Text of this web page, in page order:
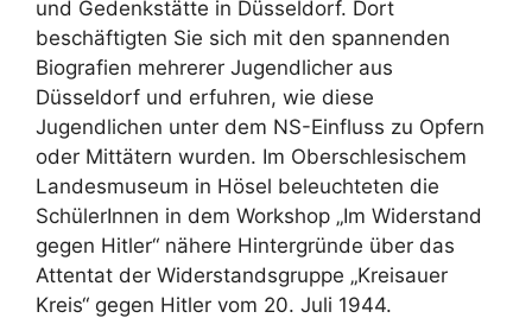
und Gedenkstätte in Düsseldorf. Dort
beschäftigten Sie sich mit den spannenden
Biografien mehrerer Jugendlicher aus
Düsseldorf und erfuhren, wie diese
Jugendlichen unter dem NS-Einfluss zu Opfern
oder Mittätern wurden. Im Oberschlesischem
Landesmuseum in Hösel beleuchteten die
SchülerInnen in dem Workshop „Im Widerstand
gegen Hitler“ nähere Hintergründe über das
Attentat der Widerstandsgruppe „Kreisauer
Kreis“ gegen Hitler vom 20. Juli 1944.